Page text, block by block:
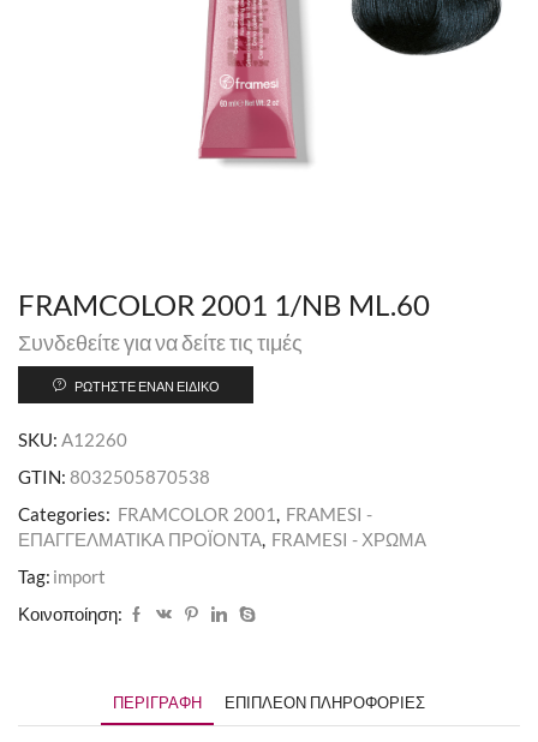
FRAMCOLOR 2001 1/NB ML.60
Συνδεθείτε για να δείτε τις τιμές
ΡΩΤΉΣΤΕ ΈΝΑΝ ΕΙΔΙΚΌ
SKU: A12260
GTIN: 8032505870538
Categories: FRAMCOLOR 2001, FRAMESI -
ΕΠΑΓΓΕΛΜΑΤΙΚΑ ΠΡΟΪΟΝΤΑ, FRAMESI - ΧΡΩΜΑ
Tag: import
Κοινοποίηση:
ΠΕΡΙΓΡΑΦΉ ΕΠΙΠΛΈΟΝ ΠΛΗΡΟΦΟΡΊΕΣ